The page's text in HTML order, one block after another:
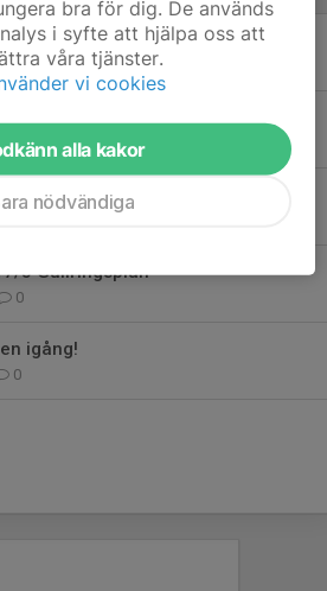
6 Bjurfors
0
0
laget 2 juni 17.30
5 Gullringsplan
0
igång!
0
bra för dig. De används
i syfte att hjälpa oss att
våra tjänster.
vi cookies
alla kakor
nödvändiga